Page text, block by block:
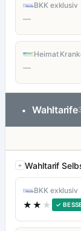
BKK exklusiv
—
Heimat
—
• Wahltarife
Wahltarif
BKK exklusiv
★★ ★ ✓